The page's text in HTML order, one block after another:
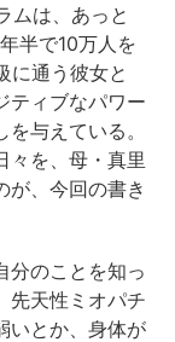
ムは、あっと
半で10万人を
に通う彼女と
ティブなパワー
与えている。
々を、母・真里
が、今回の書き
分のことを知っ
先天性ミオパチ
いとか、身体が